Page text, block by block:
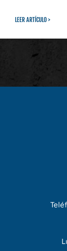
LEER ARTÍCULO >